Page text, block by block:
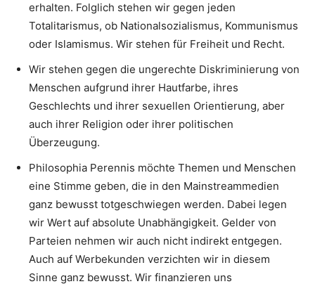
erhalten. Folglich stehen wir gegen jeden
Totalitarismus, ob Nationalsozialismus, Kommunismus
oder Islamismus. Wir stehen für Freiheit und Recht.
Wir stehen gegen die ungerechte Diskriminierung von
Menschen aufgrund ihrer Hautfarbe, ihres
Geschlechts und ihrer sexuellen Orientierung, aber
auch ihrer Religion oder ihrer politischen
Überzeugung.
Philosophia Perennis möchte Themen und Menschen
eine Stimme geben, die in den Mainstreammedien
ganz bewusst totgeschwiegen werden. Dabei legen
wir Wert auf absolute Unabhängigkeit. Gelder von
Parteien nehmen wir auch nicht indirekt entgegen.
Auch auf Werbekunden verzichten wir in diesem
Sinne ganz bewusst. Wir finanzieren uns